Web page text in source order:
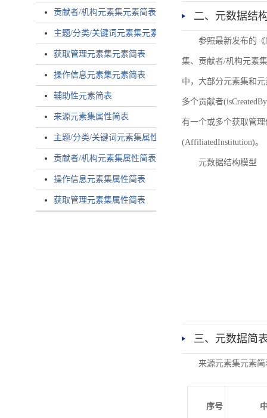
贡献者/机构元素集元素简表
主题/分类/关键词元素集元素简表
获取管理元素集元素简表
操作信息元素集元素简表
辅助性元素简表
来源元素集属性简表
主题/分类/关键词元素集属性简表
贡献者/机构元素集属性简表
操作信息元素集属性简表
获取管理元素集属性简表
二、元数据结
参照最新发布的
集、贡献者/机构元素
中，大部分元素集和
多个贡献者
有一个或多个获取管理
(AffiliatedInstitution)。
元数据结构模型
三、元数据简
来源元素集元素简
序号